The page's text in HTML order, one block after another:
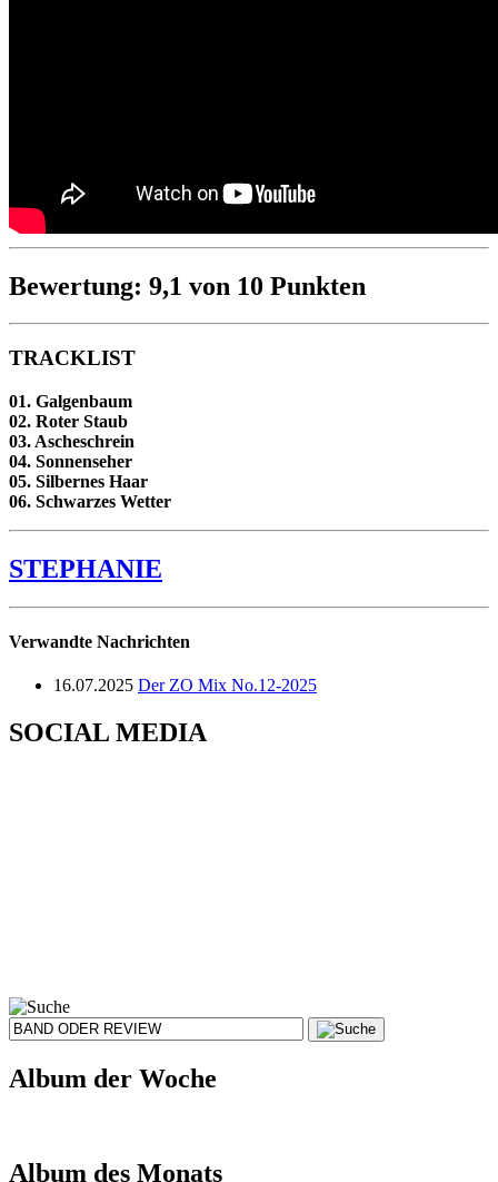
Bewertung: 9,1 von 10 Punkten
TRACKLIST
01. Galgenbaum
02. Roter Staub
03. Ascheschrein
04. Sonnenseher
05. Silbernes Haar
06. Schwarzes Wetter
STEPHANIE
Verwandte Nachrichten
16.07.2025 Der ZO Mix No.12-2025
SOCIAL MEDIA
Album der Woche
Album des Monats